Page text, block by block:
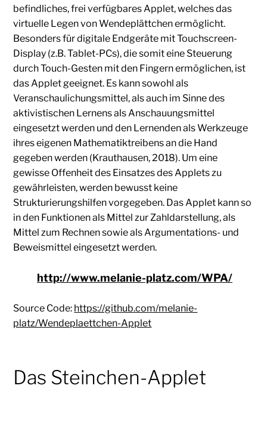
befindliches, frei verfügbares Applet, welches das
virtuelle Legen von Wendeplättchen ermöglicht.
Besonders für digitale Endgeräte mit Touchscreen-
Display (z.B. Tablet-PCs), die somit eine Steuerung
durch Touch-Gesten mit den Fingern ermöglichen, ist
das Applet geeignet. Es kann sowohl als
Veranschaulichungsmittel, als auch im Sinne des
aktivistischen Lernens als Anschauungsmittel
eingesetzt werden und den Lernenden als Werkzeuge
ihres eigenen Mathematiktreibens an die Hand
gegeben werden (Krauthausen, 2018). Um eine
gewisse Offenheit des Einsatzes des Applets zu
gewährleisten, werden bewusst keine
Strukturierungshilfen vorgegeben. Das Applet kann so
in den Funktionen als Mittel zur Zahldarstellung, als
Mittel zum Rechnen sowie als Argumentations- und
Beweismittel eingesetzt werden.
http://www.melanie-platz.com/WPA/
Source Code: https://github.com/melanie-
platz/Wendeplaettchen-Applet
Das Steinchen-Applet